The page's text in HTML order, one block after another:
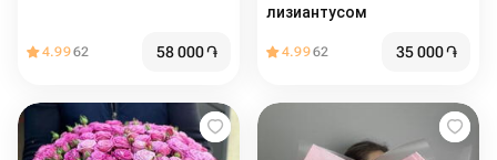
4.9962 58 000֏
лизиантусом
4.9962 35 000֏